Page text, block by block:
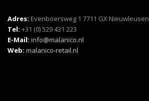
Adres: Evenboersweg 1 7711 GX Nieuwleusen
Tel: +31 (0) 529 431 223
E-Mail: info@malanico.nl
Web: malanico-retail.nl